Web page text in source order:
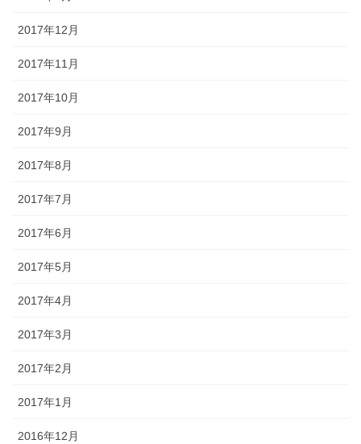
2017年12月
2017年11月
2017年10月
2017年9月
2017年8月
2017年7月
2017年6月
2017年5月
2017年4月
2017年3月
2017年2月
2017年1月
2016年12月